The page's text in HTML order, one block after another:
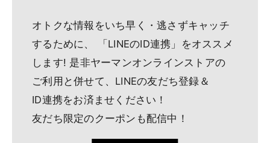
オトクな情報をいち早く・逃さずキャッチ
するために、
「LINEのID連携」をオススメ
します! 是非ヤーマンオンラインストアの
ご利用と併せて、 LINEの友だち登録＆
ID連携をお済ませください！
友だち限定のクーポンも配信中！